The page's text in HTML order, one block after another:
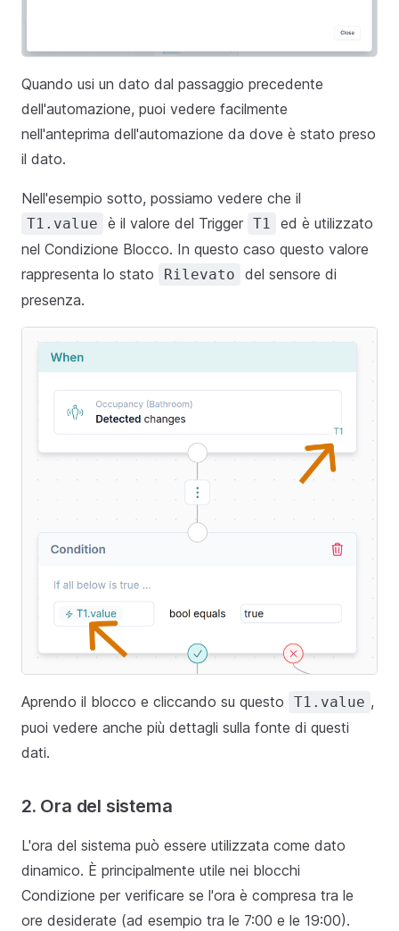
Quando usi un dato dal passaggio precedente
dell'automazione, puoi vedere facilmente
nell'anteprima dell'automazione da dove è stato preso
il dato.
Nell'esempio sotto, possiamo vedere che il
T1.value è il valore del Trigger T1
ed è utilizzato
nel Condizione Blocco. In questo caso questo valore
rappresenta lo stato
Rilevato
del sensore di
presenza.
Aprendo il blocco e cliccando su questo T1.value ,
puoi vedere anche più dettagli sulla fonte di questi
dati.
2. Ora del sistema
L'ora del sistema può essere utilizzata come dato
dinamico. È principalmente utile nei blocchi
Condizione per verificare se l'ora è compresa tra le
ore desiderate (ad esempio tra le 7:00 e le 19:00).